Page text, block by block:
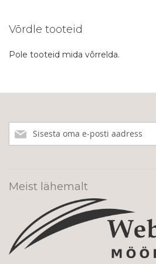
Võrdle tooteid
Pole tooteid mida võrrelda.
meie
Meist lähemalt